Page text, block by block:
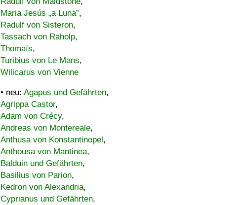
Maria Jesús „a Luna”,
Radulf von Sisteron,
Tassach von Raholp,
Thomaïs,
Turibius von Le Mans,
Wilicarus von Vienne
• neu: Agapus und Gefährten,
Agrippa Castor,
Adam von Crécy,
Andreas von Montereale,
Anthusa von Konstantinopel,
Anthousa von Mantinea,
Balduin und Gefährten,
Basilius von Parion,
Kedron von Alexandria,
Cyprianus und Gefährten,